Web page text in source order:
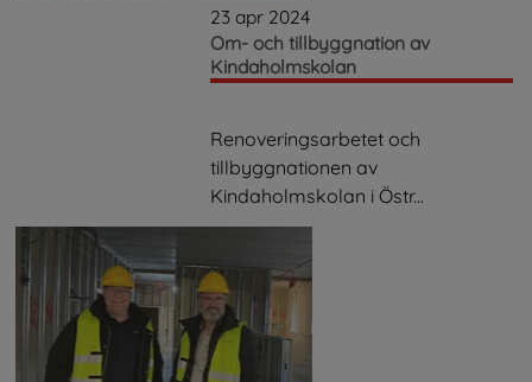
23 apr 2024
Om- och tillbyggnation av
Kindaholmskolan
Renoveringsarbetet och
tillbyggnationen av
Kindaholmskolan i Östr...